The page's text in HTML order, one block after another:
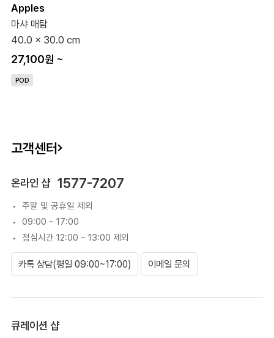
Apples
마샤 매탐
40.0 x 30.0 cm
27,100원 ~
POD
고객센터
온라인 샵 1577-7207
주말 및 공휴일 제외
09:00 ~ 17:00
점심시간 12:00 ~ 13:00 제외
카톡 상담(평일 09:00~17:00) 이메일 문의
큐레이션 샵